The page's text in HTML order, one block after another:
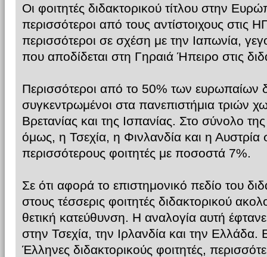
Οι φοιτητές διδακτορικού τίτλου στην
περισσότεροι από τους αντίστοιχους στις
περισσότεροι σε σχέση με την Ιαπωνία,
που αποδίδεται στη Γηραιά Ήπειρο στις
Περισσότεροι από το 50% των ευρωπαίων
συγκεντρωμένοι στα πανεπιστήμια τριών
Βρετανίας και της Ισπανίας. Στο σύνολο
όμως, η Τσεχία, η Φινλανδία και η Αυστρία
περισσότερους φοιτητές με ποσοστά 7%.
Σε ότι αφορά το επιστημονικό πεδίο του
στους τέσσερις φοιτητές διδακτορικού
θετική κατεύθυνση. Η αναλογία αυτή
στην Τσεχία, την Ιρλανδία και την Ελλάδα.
Έλληνες διδακτορικούς φοιτητές,